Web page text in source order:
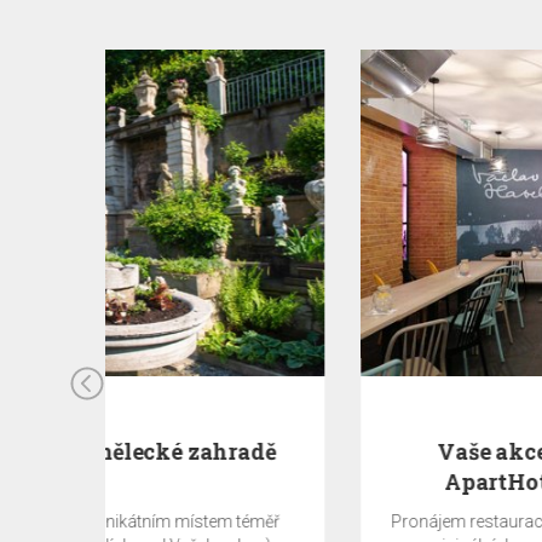
Vaše akce v restauraci EA
ApartHotelu Melantrich
Pronájem restaurace / salonku. Užijte si svoji akci